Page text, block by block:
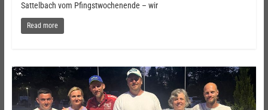
Sattelbach vom Pfingstwochenende – wir
Read more